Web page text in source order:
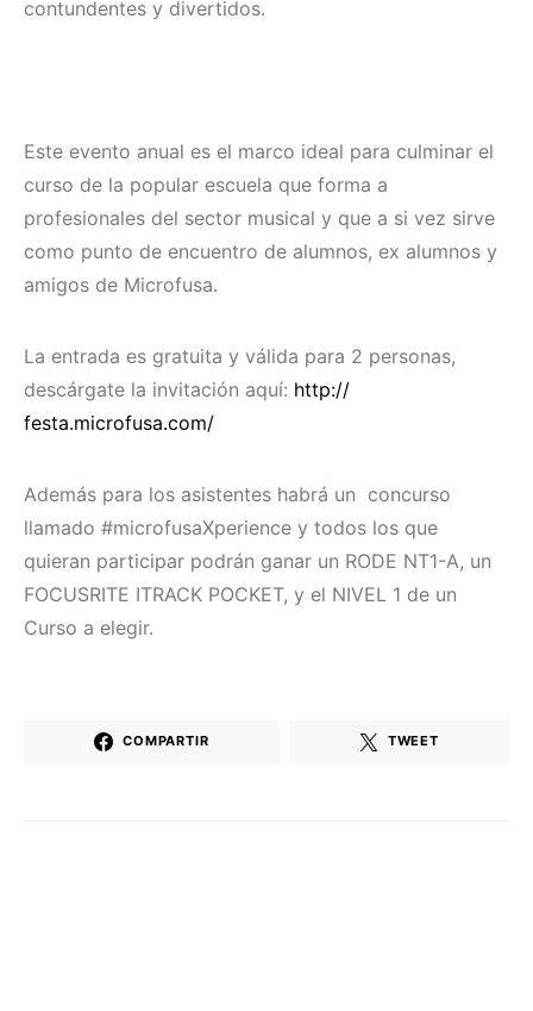
contundentes y divertidos.
Este evento anual es el marco ideal para culminar el
curso de la popular escuela que forma a
profesionales del sector musical y que a si vez sirve
como punto de encuentro de alumnos, ex alumnos y
amigos de Microfusa.
La entrada es gratuita y válida para 2 personas,
descárgate la invitación aquí: http://
festa.microfusa.com/
Además para los asistentes habrá un concurso
llamado #microfusaXperience y todos los que
quieran participar podrán ganar un RODE NT1-A, un
FOCUSRITE ITRACK POCKET, y el NIVEL 1 de un
Curso a elegir.
COMPARTIR TWEET